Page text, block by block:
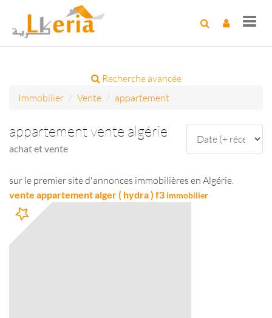
Recherche avancée
Immobilier
Vente appartement
appartement vente algérie
achat et vente
sur le premier site d'annonces immobilières en Algérie.
vente appartement alger ( hydra ) f3 immobilier